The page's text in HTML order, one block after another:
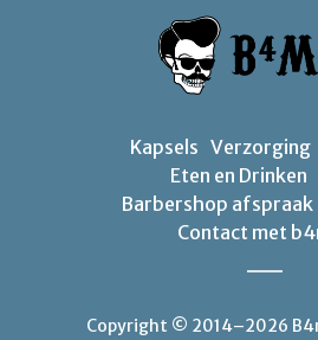
Kapsels Verzorging
Eten en Drinken
Barbershop afspraak
Contact met
Copyright © 2014–2026